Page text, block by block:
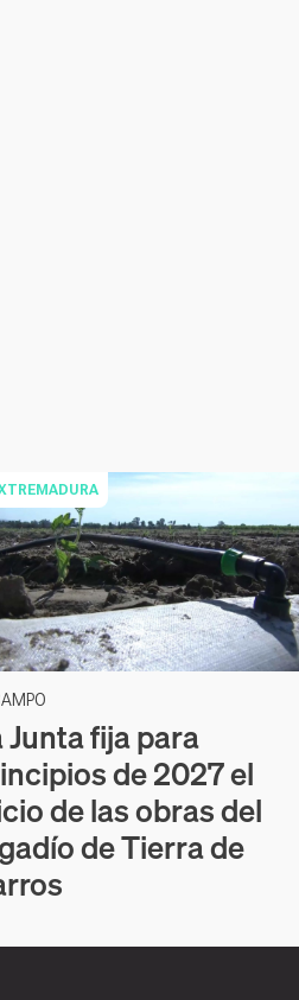
Junta fija para
de 2027 el
de las obras del
de Tierra de